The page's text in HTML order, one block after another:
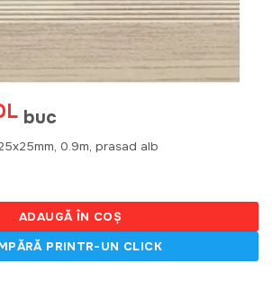
buc
0.9m, prasad alb
ADAUGĂ ÎN COȘ